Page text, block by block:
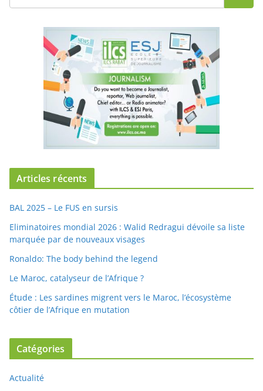
Articles récents
BAL 2025 – Le FUS en sursis
Eliminatoires mondial 2026 : Walid Redragui dévoile sa liste
marquée par de nouveaux visages
Ronaldo: The body behind the legend
Le Maroc, catalyseur de l’Afrique ?
Étude : Les sardines migrent vers le Maroc, l’écosystème
côtier de l’Afrique en mutation
Catégories
Actualité